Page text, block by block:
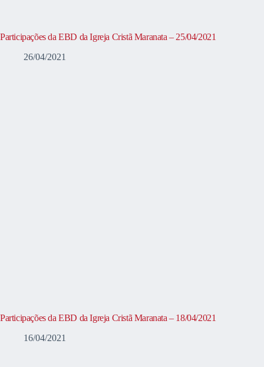
Participações da EBD da Igreja Cristã Maranata – 25/04/2021
26/04/2021
Participações da EBD da Igreja Cristã Maranata – 18/04/2021
16/04/2021